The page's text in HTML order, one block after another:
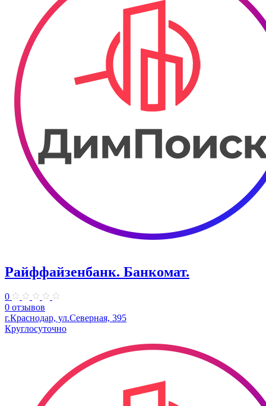
Райффайзенбанк. Банкомат.
0
0 отзывов
г.Краснодар, ул.Северная, 395
Круглосуточно